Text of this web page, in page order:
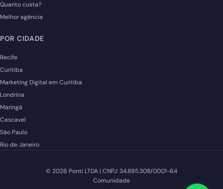
Quanto custa?
Melhor agência
POR CIDADE
Recife
Curitiba
Marketing Digital em Curitiba
Londrina
Maringá
Cascavel
São Paulo
Rio de Janeiro
© 2026 Ponti LTDA | CNPJ: 34.895.308/0001-64
Comunidade